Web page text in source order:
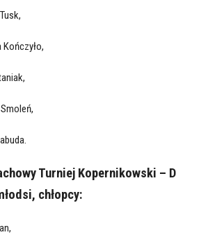
Turniej Kopernikowski – D
chłopcy: